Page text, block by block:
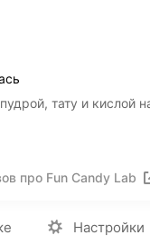
тату и кислой
про Fun Candy Lab
Настройки